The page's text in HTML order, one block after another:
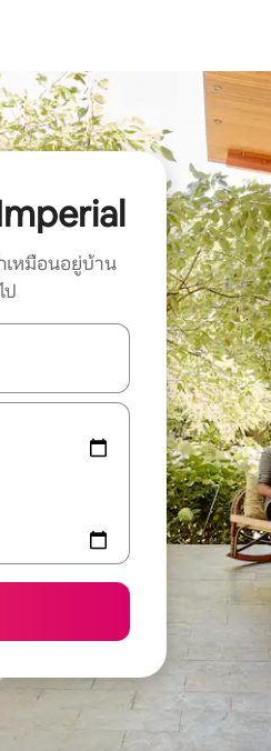
หมือนอยู่บ้าน
ป
เพื่อสำรวจผลการค้นหา